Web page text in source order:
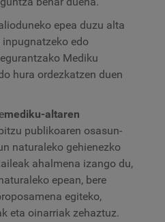
epea duzu alta
edo
Mediku
hura ordezkatzen duen
mediku-altaren
publikoaren osasun-
naturaleko gehienezko
ahalmena izango du,
epean, bere
egiteko,
eta oinarriak zehaztuz.